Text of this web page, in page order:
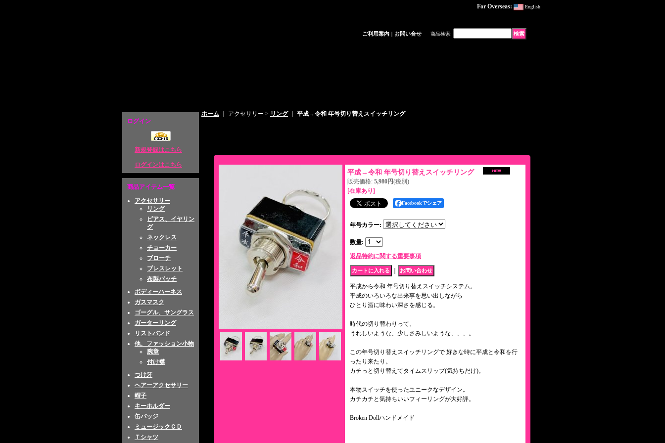
For Overseas: English
ご利用案内 ｜ お問い合せ 商品検索:
ログイン
新規登録はこちら
ログインはこちら
商品アイテム一覧
アクセサリー
リング
ピアス、イヤリン
グ
ネックレス
チョーカー
ブローチ
ブレスレット
布製パッチ
ボディーハーネス
ガスマスク
ゴーグル、サングラス
ガーターリング
リストバンド
他、ファッション小物
腕章
付け襟
つけ牙
ヘアーアクセサリー
帽子
キーホルダー
缶バッジ
ミュージックＣＤ
Ｔシャツ
ホーム ｜ アクセサリー > リング｜ 平成→令和 年号切り替えスイッチリング
平成→令和 年号切り替えスイッチリング
販売価格: 5,980円(税別)
[在庫あり]
Facebookでシェア
年号カラー:
数量:
返品特約に関する重要事項
平成から令和 年号切り替えスイッチシステム。
平成のいろいろな出来事を思い出しながら
ひとり酒に味わい深さを感じる。
時代の切り替わりって、
うれしいような、少しさみしいような、、、。
この年号切り替えスイッチリングで 好きな時に平成と令和を行
ったり来たり。
カチっと切り替えてタイムスリップ(気持ちだけ)。
本物スイッチを使ったユニークなデザイン。
カチカチと気持ちいいフィーリングが大好評。
Broken Dollハンドメイド